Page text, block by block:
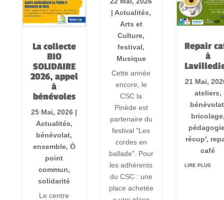
La collecte
BIO
SOLIDAIRE
2026, appel
à
bénévoles
25 Mai, 2026 |
Actualités,
bénévolat,
ensemble, Ô
point
commun,
solidarité
Le centre
| Actualités,
Arts et
Culture,
festival,
Musique
Cette année
encore, le
CSC la
Pinède est
partenaire du
festival "Les
cordes en
ballade". Pour
les adhérents
du CSC : une
place achetée
Repair
à
21 Mai,
ateliers,
bénévolat
bricolage
récup',
café
LIRE PLUS